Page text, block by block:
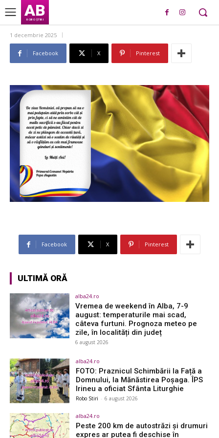
AB
ROBO ȘTIRI
1 decembrie 2025
Facebook X Pinterest
Facebook X Pinterest
ULTIMĂ ORĂ
alba24.ro
Vremea de weekend în Alba, 7-9
august: temperaturile mai scad,
câteva furtuni. Prognoza meteo pe
zile, în localități din județ
6 august 2026
alba24.ro
FOTO: Praznicul Schimbării la Față a
Domnului, la Mănăstirea Poșaga. ÎPS
Irineu a oficiat Sfânta Liturghie
Robo Stiri - 6 august 2026
alba24.ro
Peste 200 km de autostrăzi și drumuri
expres ar putea fi deschise în